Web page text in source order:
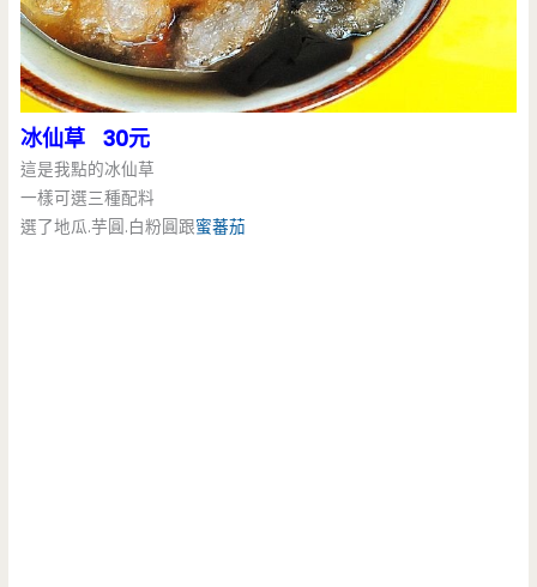
冰仙草 30元
這是我點的冰仙草
一樣可選三種配料
選了地瓜.芋圓.白粉圓跟蜜蕃茄